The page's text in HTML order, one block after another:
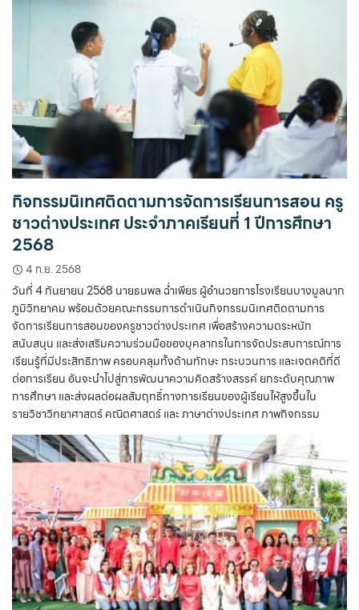
กิจกรรมนิเทศติดตามการจัดการเรียนการสอน ครู
ชาวต่างประเทศ ประจำภาคเรียนที่ 1 ปีการศึกษา
2568
4 ก.ย. 2568
วันที่ 4 กันยายน 2568 นายธนพล ฉ่ำเพียร ผู้อำนวยการโรงเรียนบางมูลนาก
ภูมิวิทยาคม พร้อมด้วยคณะกรรมการดำเนินกิจกรรมนิเทศติดตามการ
จัดการเรียนการสอนของครูชาวต่างประเทศ เพื่อสร้างความตระหนัก
สนับสนุน และส่งเสริมความร่วมมือของบุคลากรในการจัดประสบการณ์การ
เรียนรู้ที่มีประสิทธิภาพ ครอบคลุมทั้งด้านทักษะ กระบวนการ และเจตคติที่ดี
ต่อการเรียน อันจะนำไปสู่การพัฒนาความคิดสร้างสรรค์ ยกระดับคุณภาพ
การศึกษา และส่งผลต่อผลสัมฤทธิ์ทางการเรียนของผู้เรียนให้สูงขึ้นใน
รายวิชาวิทยาศาสตร์ คณิตศาสตร์ และ ภาษาต่างประเทศ ภาพกิจกรรม